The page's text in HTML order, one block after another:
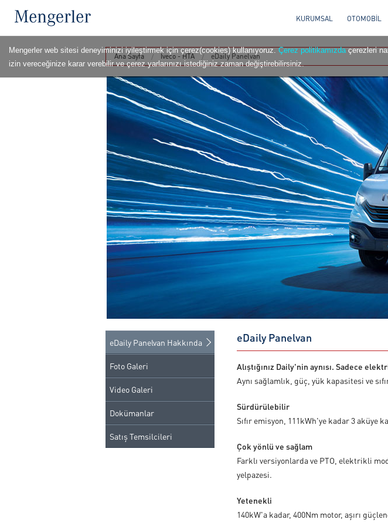
KURUMSAL OTOMOBİL
Ana Sayfa Iveco - HTA eDaily Panelvan
eDaily Panelvan Hakkında
Foto Galeri
Video Galeri
Dokümanlar
Satış Temsilcileri
eDaily Panelvan
Alıştığınız Daily'nin aynısı. Sadece
Aynı sağlamlık, güç, yük kapasitesi ve
Sürdürülebilir
Sıfır emisyon, 111kWh'ye kadar 3 aküye
Çok yönlü ve sağlam
Farklı versiyonlarda ve PTO, elektrikli
yelpazesi.
Yetenekli
140kW'a kadar, 400Nm motor, aşırı
Mengerler web sitesi deneyiminizi iyileştirmek için çerez(cookies) kullanıyoruz.Çerez politikamızdaçerezleri
izin vereceğinize karar verebilir ve çerez yarlarınızı istediğiniz zaman değiştirebilirsiniz.